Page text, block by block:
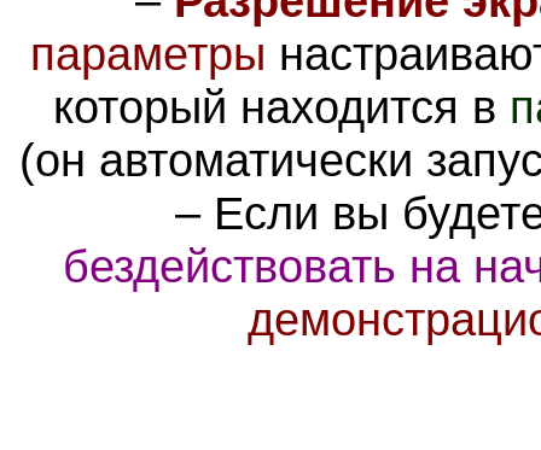
параметры
который находится в
(он автоматически
– Если вы
бездействовать на